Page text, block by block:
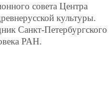
совета Центра
культуры.
Санкт-Петербургского
РАН.